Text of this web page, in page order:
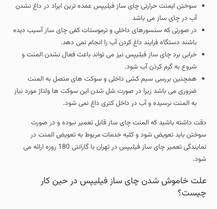
سوختن ایمنت حرارتی چای ساز فیلیپس عمده ترین ایراد در داغ نشدن
آب در چای ساز می باشد
در صورتی که سنسورهای داخلی و ترموستات کفی چای ساز آسیب دیده
باشند دستگاه فرایند داغ کردن آب را انجام نمی دهد.
خرابی برد چای ساز فیلیپس نیز می تواند باعث فعال نشدن المنت و
شروع به گرم کرذن آب شود.
همچنین بررسی سیم کشی داخلی و سوکت های متصل به المنت
ضروری می باشد زیرا در صورت شل شدن این سوکت ها ولتاژ مورد نیاز
به المنت نرسیده و آب در داخل کتری داغ نمی شود.
دقت داشته باشید که المنت چای ساز قابل تعمیر نبوده و در صورت
سوختن باید تعویض شود و کلیه خدمات مربوط به تعویض المنت در
نمایندگی تعمیر چای ساز فیلیپس در تهران با گارانتی 180 روزه ارائه می
شود.
علت خاموش شدن چای ساز فیلیپس در حین کار
چیست؟